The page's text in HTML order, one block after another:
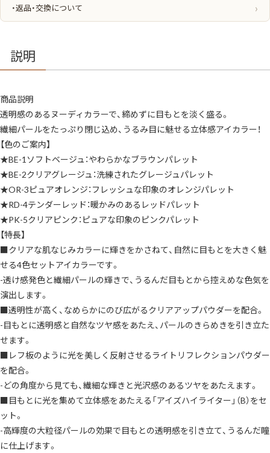
ク
リ
NEW
色
ア
イ
カ
ラ
ー
ア
イ
シ
ャ
ド
ウ
パ
レ
ッ
ト
ア
イ
シ
ャ
ド
ウ
パ
ウ
ー
ア
イ
シ
ャ
ド
ウ
透
明
感
淡
く
盛
る
う
る
み
・返品・交換について
説明
商品説明
透明感のあるヌーディカラーで、締めずに目もとを淡く盛る。
繊細パールをたっぷり閉じ込め、うるみ目に魅せる立体感アイカラー！
【色のご案内】
★BE-1ソフトベージュ：やわらかなブラウンパレット
★BE-2クリアグレージュ：洗練されたグレージュパレット
★OR-3ピュアオレンジ：フレッシュな印象のオレンジパレット
★RD-4テンダーレッド：暖かみのあるレッドパレット
★PK-5クリアピンク：ピュアな印象のピンクパレット
【特長】
■クリアな肌なじみカラーに輝きをかさねて、自然に目もとを大きく魅
せる4色セットアイカラーです。
-透け感発色と繊細パールの輝きで、うるんだ目もとから控えめな色気を
演出します。
■透明性が高く、なめらかにのび広がるクリアアップパウダーを配合。
-目もとに透明感と自然なツヤ感をあたえ、パールのきらめきを引き立た
せます。
■レフ板のように光を美しく反射させるライトリフレクションパウダー
を配合。
-どの角度から見ても、繊細な輝きと光沢感のあるツヤをあたえます。
■目もとに光を集めて立体感をあたえる「アイズハイライター」（B）をセ
ット。
-高輝度の大粒径パールの効果で目もとの透明感を引き立て、うるんだ瞳
に仕上げます。